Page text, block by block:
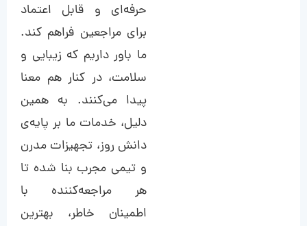
حرفه‌ای و قابل اعتماد
برای مراجعین فراهم کند.
ما باور داریم که زیبایی و
سلامت، در کنار هم معنا
پیدا می‌کنند. به همین
دلیل، خدمات ما بر پایه‌ی
دانش روز، تجهیزات مدرن
و تیمی مجرب بنا شده تا
هر مراجعه‌کننده با
اطمینان خاطر، بهترین